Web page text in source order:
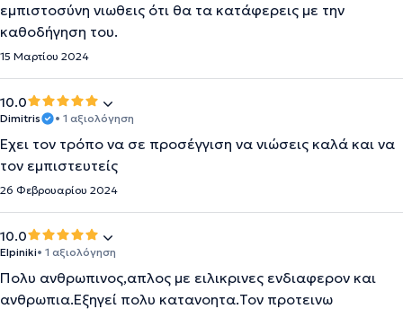
εμπιστοσύνη νιωθεις ότι θα τα κατάφερεις με την
καθοδήγηση του.
15 Μαρτίου 2024
10.0
Dimitris • 1 αξιολόγηση
Έχει τον τρόπο να σε προσέγγιση να νιώσεις καλά και να
τον εμπιστευτείς
26 Φεβρουαρίου 2024
10.0
Elpiniki• 1 αξιολόγηση
Πολυ ανθρωπινος,απλος με ειλικρινες ενδιαφερον και
ανθρωπια.Εξηγεί πολυ κατανοητα.Τον προτεινω